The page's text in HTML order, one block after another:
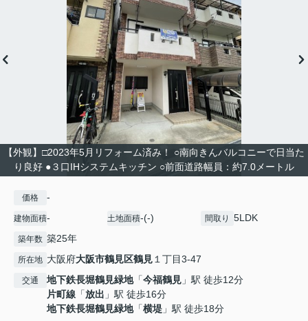
【外観】□2023年5月リフォーム済み！ ○南向きんバルコニーで日当た
り良好 ●３口IHシステムキッチン ○前面道路幅員：約7.0メートル
価格 -
建物面積- 土地面積-(-) 間取り 5LDK
築年数 築25年
所在地 大阪府大阪市鶴見区鶴見１丁目3-47
交通 地下鉄長堀鶴見緑地「今福鶴見 」駅 徒歩12分
片町線 「放出 」駅 徒歩16分
地下鉄長堀鶴見緑地「横堤 」駅 徒歩18分